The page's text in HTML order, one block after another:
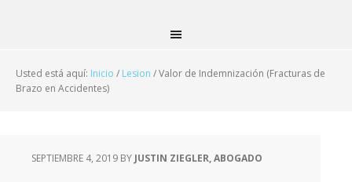
Usted está aquí: Inicio / Lesion /Valor de Indemnización (Fracturas de
Brazo en Accidentes)
SEPTIEMBRE 4, 2019 BY JUSTIN ZIEGLER, ABOGADO